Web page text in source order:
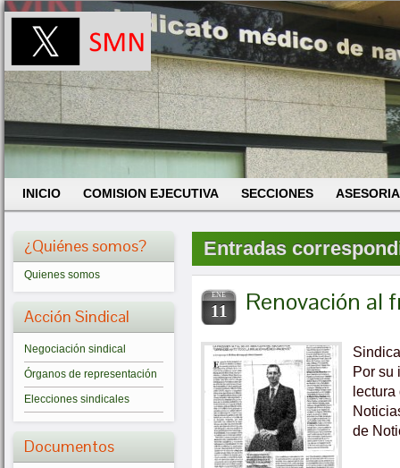
INICIO COMISION EJECUTIVA SECCIONES
¿Quiénes somos?
Quienes somos
Acción Sindical
Negociación sindical
Órganos de representación
Elecciones sindicales
Documentos
Entradas
ENE
11 Renovación al
Por su
de